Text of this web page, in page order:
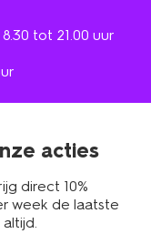
tot 21.00 uur
acties
direct 10%
week de laatste